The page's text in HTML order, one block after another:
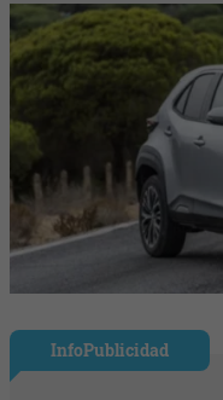
InfoPublicidad